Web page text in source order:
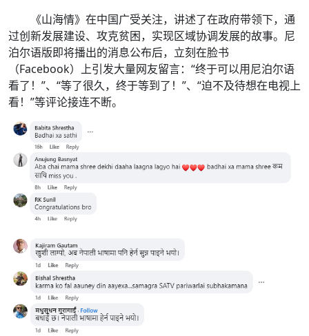
《山海情》在中国广受关注，讲述了在政府带领下，通
过创新发展建设、攻克贫困，实现区域协调发展的故事。尼
泊尔语版即将播出的消息公布后，立刻在脸书
（Facebook）上引发大量网友留言：“终于可以用尼泊尔语
看了！”、“等了很久，终于等到了！”、“迫不及待想在电视上
看！”等评论接连不断。